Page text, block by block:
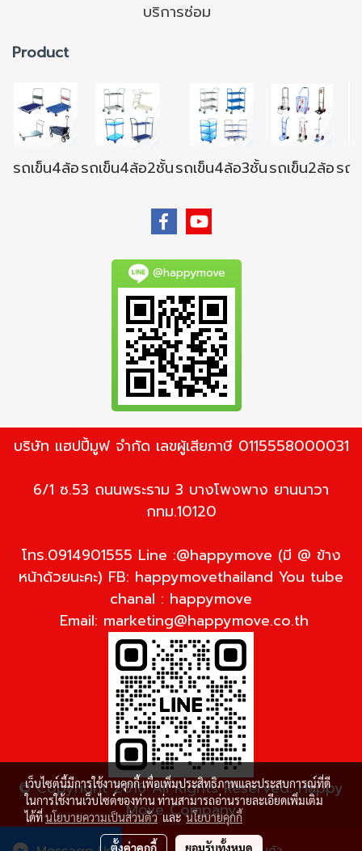
บริการซ่อม
Product
รถเข็น4ล้อรถเข็น4ล้อ2ชั้นรถเข็น4ล้อ3ชั้นรถเข็น2ล้อรถ
@happymove
บริษัท แฮปปี้มูฟ จำกัด เลขผู้เสียภาษี 0115558000031
6/1 ซ.53 ถนนพระราม 3 บางโพงพาง ยานนาวา
กทม.10120
โทร.0914901555 Line :@happymove (มี @ ข้าง
หน้าด้วยนะคะ) FB: happymovethailand You tube
chanal : happymove
Email: marketing@happymove.co.th
© Copyright 2016 All Rights Reserved. Happy
Move Company
ผู้เข้าชมวันนี้ 4,292
เว็บไซต์นี้มีการใช้งานคุกกี้ เพื่อเพิ่มประสิทธิภาพและประสบการณ์ที่ดี
ในการใช้งานเว็บไซต์ของท่าน ท่านสามารถอ่านรายละเอียดเพิ่มเติม
ได้ที่นโยบายความเป็นส่วนตัวและนโยบายคุกกี้
ตั้งค่าคุกกี้ ยอมรับทั้งหมด